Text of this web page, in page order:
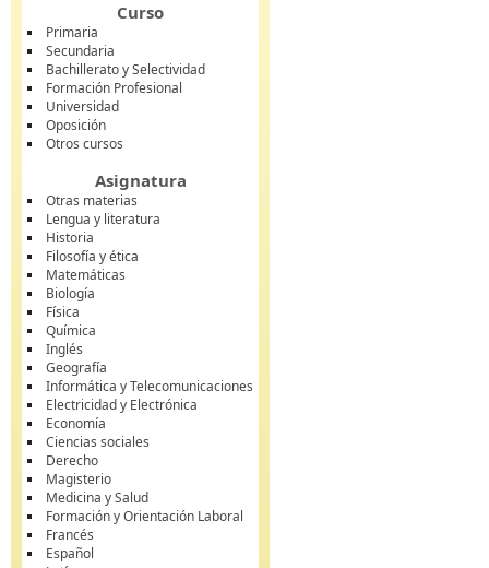
Curso
Primaria
Secundaria
Bachillerato y Selectividad
Formación Profesional
Universidad
Oposición
Otros cursos
Asignatura
Otras materias
Lengua y literatura
Historia
Filosofía y ética
Matemáticas
Biología
Física
Química
Inglés
Geografía
Informática y Telecomunicaciones
Electricidad y Electrónica
Economía
Ciencias sociales
Derecho
Magisterio
Medicina y Salud
Formación y Orientación Laboral
Francés
Español